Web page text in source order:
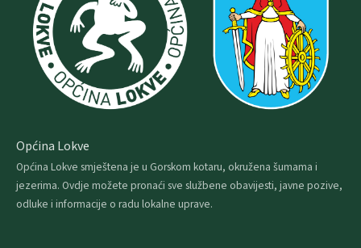
Općina Lokve
Općina Lokve smještena je u Gorskom kotaru, okružena šumama i
jezerima. Ovdje možete pronaći sve službene obavijesti, javne pozive,
odluke i informacije o radu lokalne uprave.